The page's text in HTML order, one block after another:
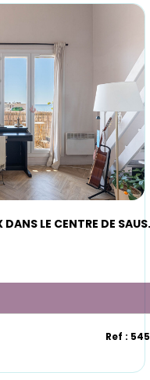
A VENDRE
Ref :